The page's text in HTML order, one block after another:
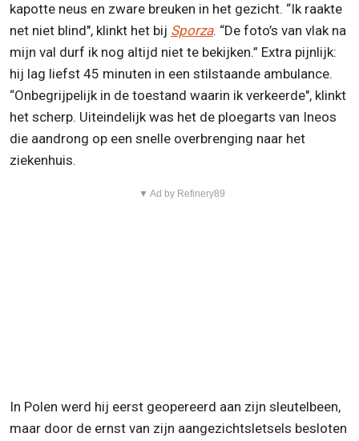
kapotte neus en zware breuken in het gezicht. “Ik raakte
net niet blind", klinkt het bij Sporza. “De foto’s van vlak na
mijn val durf ik nog altijd niet te bekijken.” Extra pijnlijk:
hij lag liefst 45 minuten in een stilstaande ambulance.
“Onbegrijpelijk in de toestand waarin ik verkeerde", klinkt
het scherp. Uiteindelijk was het de ploegarts van Ineos
die aandrong op een snelle overbrenging naar het
ziekenhuis.
▼ Ad by Refinery89
In Polen werd hij eerst geopereerd aan zijn sleutelbeen,
maar door de ernst van zijn aangezichtsletsels besloten